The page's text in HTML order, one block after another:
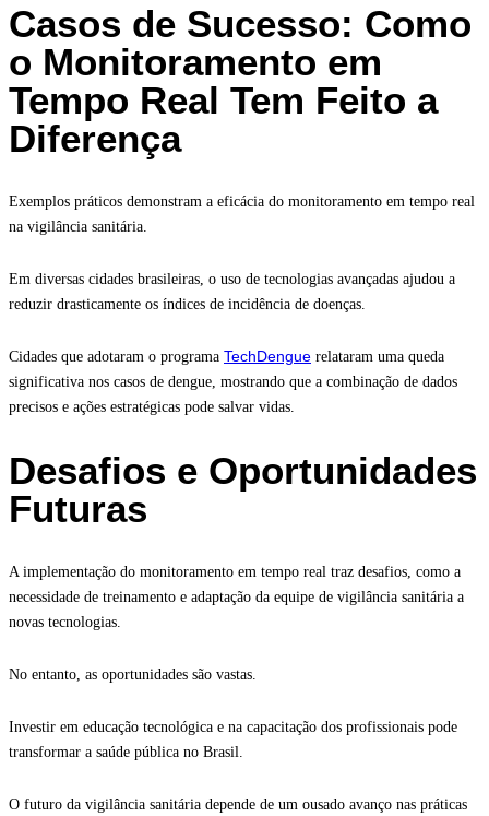
Casos de Sucesso: Como
o Monitoramento em
Tempo Real Tem Feito a
Diferença
Exemplos práticos demonstram a eficácia do monitoramento em tempo real
na vigilância sanitária.
Em diversas cidades brasileiras, o uso de tecnologias avançadas ajudou a
reduzir drasticamente os índices de incidência de doenças.
Cidades que adotaram o programa TechDengue relataram uma queda
significativa nos casos de dengue, mostrando que a combinação de dados
precisos e ações estratégicas pode salvar vidas.
Desafios e Oportunidades
Futuras
A implementação do monitoramento em tempo real traz desafios, como a
necessidade de treinamento e adaptação da equipe de vigilância sanitária a
novas tecnologias.
No entanto, as oportunidades são vastas.
Investir em educação tecnológica e na capacitação dos profissionais pode
transformar a saúde pública no Brasil.
O futuro da vigilância sanitária depende de um ousado avanço nas práticas